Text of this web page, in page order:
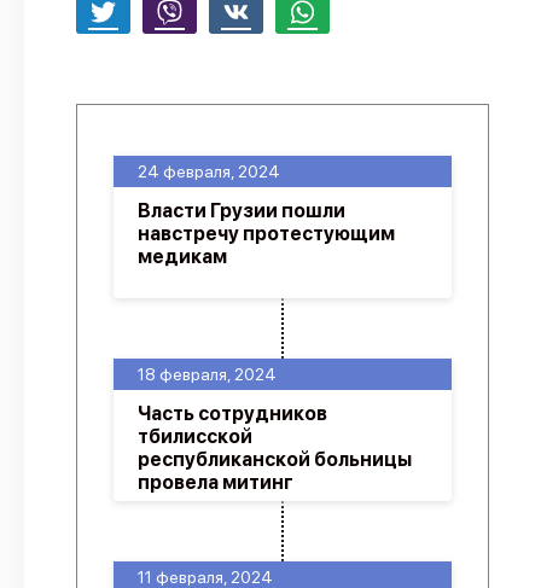
11 февраля, 2024
18 февраля, 2024
Часть сотрудников
тбилисской
республиканской больницы
провела митинг
24 февраля, 2024
Власти Грузии пошли
навстречу протестующим
медикам